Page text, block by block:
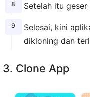
Setelah itu
Selesai, kini
dikloning dan
3. Clone App